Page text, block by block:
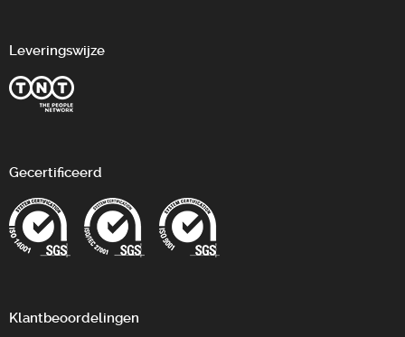
Leveringswijze
Gecertificeerd
Klantbeoordelingen